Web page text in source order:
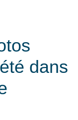
dans